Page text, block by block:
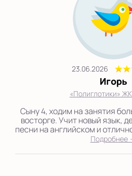
23.06.2026
Игорь
«Полиглотики»
Сыну 4, ходим на занятия
восторге. Учит новый язык,
песни на английском и
Подробнее